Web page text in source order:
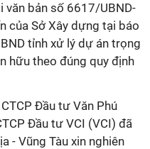
văn bản số 6617/UBND-
của Sở Xây dựng tại báo
tỉnh xử lý dự án trọng
hữu theo đúng quy định
Đầu tư Văn Phú
Đầu tư VCI (VCI) đã
- Vũng Tàu xin nghiên